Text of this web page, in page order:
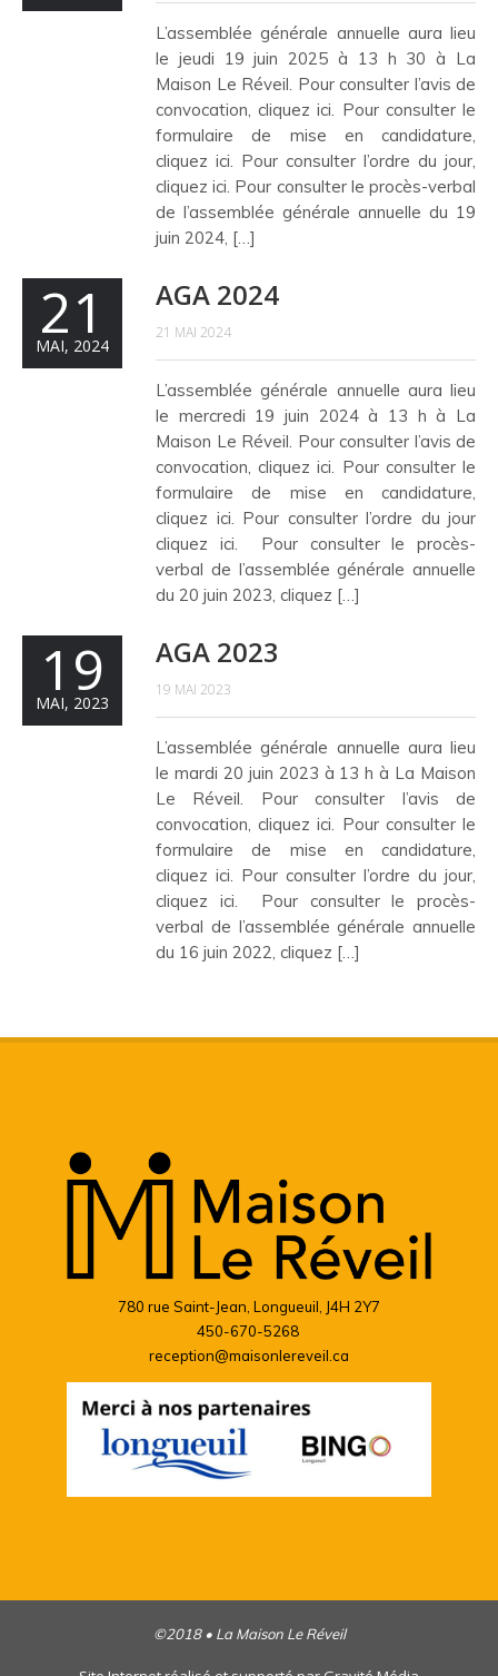
L’assemblée générale annuelle aura lieu
le jeudi 19 juin 2025 à 13 h 30 à La
Maison Le Réveil. Pour consulter l’avis de
convocation, cliquez ici. Pour consulter le
formulaire de mise en candidature,
cliquez ici. Pour consulter l’ordre du jour,
cliquez ici. Pour consulter le procès-verbal
de l’assemblée générale annuelle du 19
juin 2024, […]
21
MAI, 2024
AGA 2024
21 MAI 2024
L’assemblée générale annuelle aura lieu
le mercredi 19 juin 2024 à 13 h à La
Maison Le Réveil. Pour consulter l’avis de
convocation, cliquez ici. Pour consulter le
formulaire de mise en candidature,
cliquez ici. Pour consulter l’ordre du jour
cliquez ici. Pour consulter le procès-
verbal de l’assemblée générale annuelle
du 20 juin 2023, cliquez […]
19
MAI, 2023
AGA 2023
19 MAI 2023
L’assemblée générale annuelle aura lieu
le mardi 20 juin 2023 à 13 h à La Maison
Le Réveil. Pour consulter l’avis de
convocation, cliquez ici. Pour consulter le
formulaire de mise en candidature,
cliquez ici. Pour consulter l’ordre du jour,
cliquez ici. Pour consulter le procès-
verbal de l’assemblée générale annuelle
du 16 juin 2022, cliquez […]
780 rue Saint-Jean, Longueuil, J4H 2Y7
450-670-5268
reception@maisonlereveil.ca
©2018 • La Maison Le Réveil